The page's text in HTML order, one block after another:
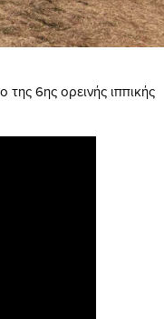
6ης ορεινής ιππικής